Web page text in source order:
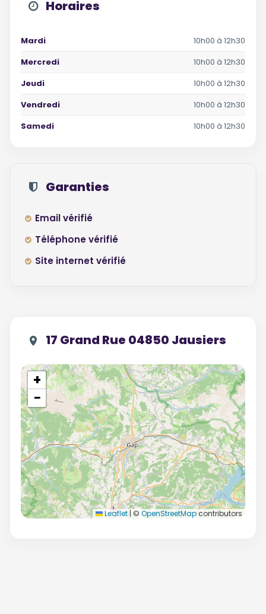
Horaires
Mardi
10h00 à 12h30
Mercredi
10h00 à 12h30
Jeudi
10h00 à 12h30
Vendredi
10h00 à 12h30
Samedi
10h00 à 12h30
Garanties
Email vérifié
Téléphone vérifié
Site internet vérifié
17 Grand Rue 04850 Jausiers
+
−
Leaflet | © OpenStreetMapcontributors